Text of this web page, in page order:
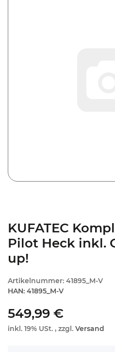
KUFATEC
Pilot Heck inkl.
up!
Artikelnummer: 41895_M-V
HAN: 41895_M-V
549,99 €
inkl. 19% USt. , zzgl. Versand